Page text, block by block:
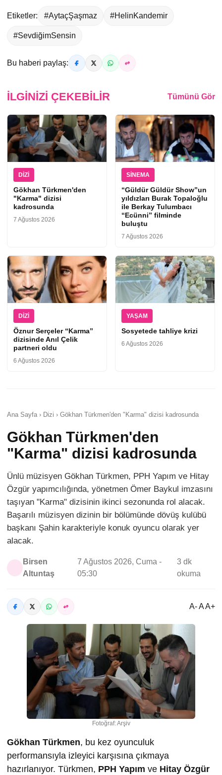
Etiketler: #AytaçŞaşmaz #HelinKandemir
#SevdiğimSensin
Bu haberi paylaş:
İLGINIZI ÇEKEBILIR Tümünü Gör
DIZI
Gökhan Türkmen'den
"Karma" dizisi
kadrosunda
7 Ağustos 2026
SINEMA
“Güldür Güldür Show”un
yıldızları Burak Topaloğlu
ile Berkay Tulumbacı
“Ecünni” filminde
buluştu
7 Ağustos 2026
DIZI
Öznur Serçeler “Karma”
dizisinde Anıl Çelik
partneri oldu
6 Ağustos 2026
YAŞAM
Sosyetede tahliye krizi
6 Ağustos 2026
Ana Sayfa › Dizi › Gökhan Türkmen'den "Karma" dizisi kadrosunda
Gökhan Türkmen'den
"Karma" dizisi kadrosunda
Ünlü müzisyen Gökhan Türkmen, PPH Yapım ve Hitay
Özgür yapımcılığında, yönetmen Ömer Baykul imzasını
taşıyan "Karma" dizisinin ikinci sezonunda rol alacak.
Başarılı müzisyen dizinin bir bölümünde dövüş kulübü
başkanı Şahin karakteriyle konuk oyuncu olarak yer
alacak.
Birsen
Altuntaş
7 Ağustos 2026, Cuma -
05:30
3 dk
okuma
A- A A+
Fotoğraf: Arşiv
Gökhan Türkmen, bu kez oyunculuk
performansıyla izleyici karşısına çıkmaya
hazırlanıyor. Türkmen, PPH Yapım ve Hitay Özgür